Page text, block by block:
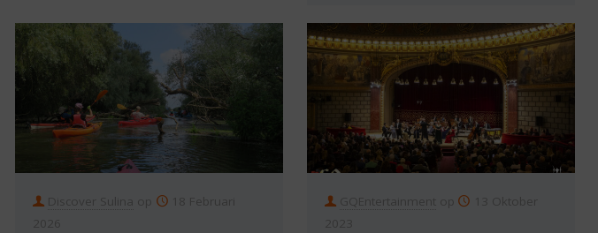
Discover Sulina op
18 Februari
2026
GQEntertainment op
13 Oktober
2023